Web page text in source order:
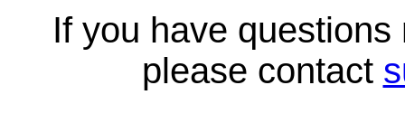
If you have
please contact